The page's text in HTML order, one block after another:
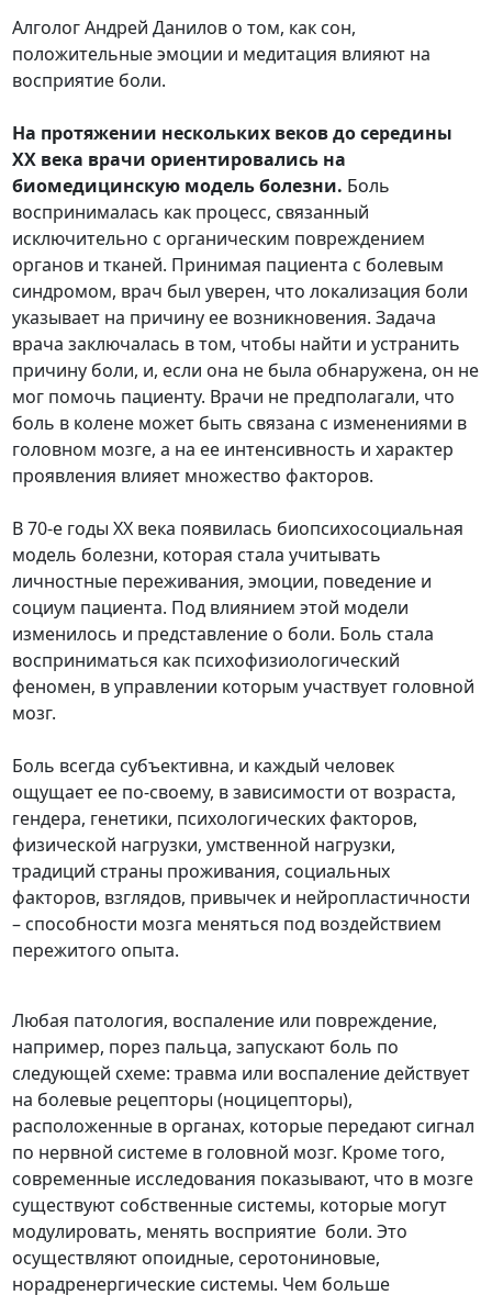
Алголог Андрей Данилов о том, как сон,
положительные эмоции и медитация влияют на
восприятие боли.
На протяжении нескольких веков до середины
XX века врачи ориентировались на
биомедицинскую модель болезни. Боль
воспринималась как процесс, связанный
исключительно с органическим повреждением
органов и тканей. Принимая пациента с болевым
синдромом, врач был уверен, что локализация боли
указывает на причину ее возникновения. Задача
врача заключалась в том, чтобы найти и устранить
причину боли, и, если она не была обнаружена, он не
мог помочь пациенту. Врачи не предполагали, что
боль в колене может быть связана с изменениями в
головном мозге, а на ее интенсивность и характер
проявления влияет множество факторов.
В 70-е годы XX века появилась биопсихосоциальная
модель болезни, которая стала учитывать
личностные переживания, эмоции, поведение и
социум пациента. Под влиянием этой модели
изменилось и представление о боли. Боль стала
восприниматься как психофизиологический
феномен, в управлении которым участвует головной
мозг.
Боль всегда субъективна, и каждый человек
ощущает ее по-своему, в зависимости от возраста,
гендера, генетики, психологических факторов,
физической нагрузки, умственной нагрузки,
традиций страны проживания, социальных
факторов, взглядов, привычек и нейропластичности
– способности мозга меняться под воздействием
пережитого опыта.
Любая патология, воспаление или повреждение,
например, порез пальца, запускают боль по
следующей схеме: травма или воспаление действует
на болевые рецепторы (ноцицепторы),
расположенные в органах, которые передают сигнал
по нервной системе в головной мозг. Кроме того,
современные исследования показывают, что в мозге
существуют собственные системы, которые могут
модулировать, менять восприятие боли. Это
осуществляют опоидные, серотониновые,
норадренергические системы. Чем больше